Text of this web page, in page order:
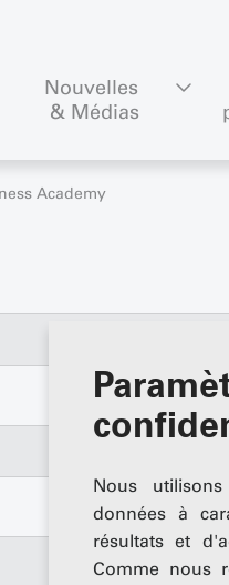
Nous
données à
résultats et
Comme nous
Nouvelles
& Médias
Academy